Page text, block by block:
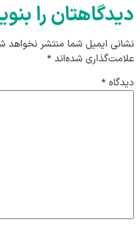
دیدگاهتان را
نشانی ایمیل شما منتشر نخواهد
علامت‌گذاری شده‌اند *
دیدگاه *